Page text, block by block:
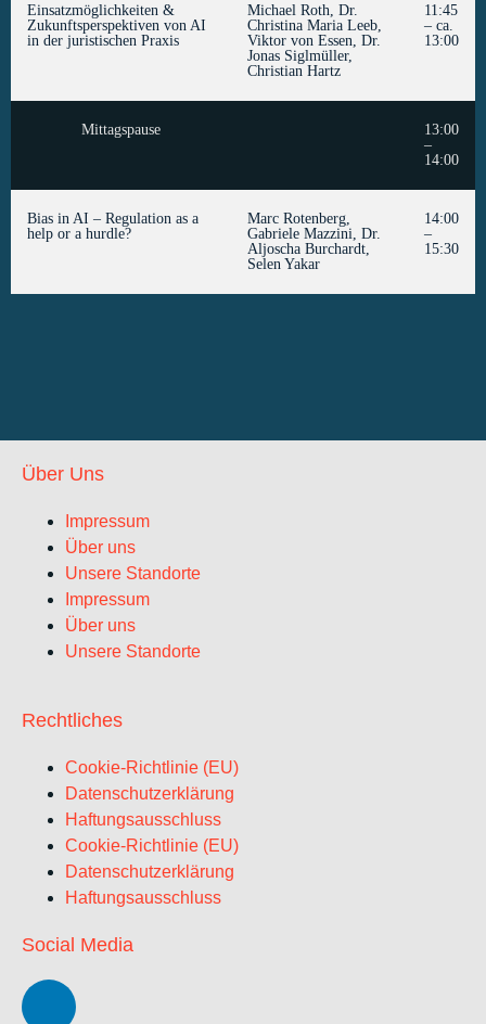
Einsatzmöglichkeiten &
Zukunftsperspektiven von AI
in der juristischen Praxis
Michael Roth, Dr.
Christina Maria Leeb,
Viktor von Essen, Dr.
Jonas Siglmüller,
Christian Hartz
11:45
– ca.
13:00
Mittagspause
13:00
–
14:00
Bias in AI – Regulation as a
help or a hurdle?
Marc Rotenberg,
Gabriele Mazzini, Dr.
Aljoscha Burchardt,
Selen Yakar
14:00
–
15:30
Über Uns
Impressum
Über uns
Unsere Standorte
Impressum
Über uns
Unsere Standorte
Rechtliches
Cookie-Richtlinie (EU)
Datenschutzerklärung
Haftungsausschluss
Cookie-Richtlinie (EU)
Datenschutzerklärung
Haftungsausschluss
Social Media